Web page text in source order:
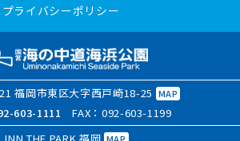
プライバシーポリシー
福岡市東区大字西戸崎18-25 MAP
603-1111 FAX：092-603-1199